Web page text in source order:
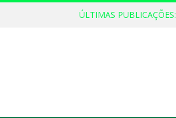
ÚLTIMAS PUBLICAÇÕES: